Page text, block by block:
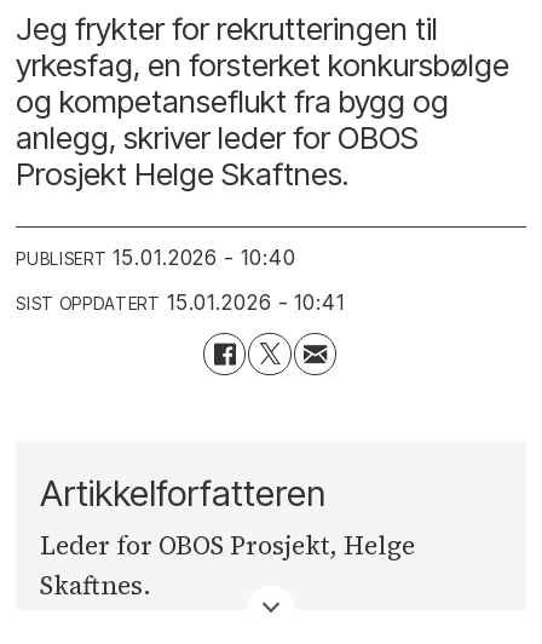
Jeg frykter for rekrutteringen til
yrkesfag, en forsterket konkursbølge
og kompetanseflukt fra bygg og
anlegg, skriver leder for OBOS
Prosjekt Helge Skaftnes.
PUBLISERT 15.01.2026 - 10:40
SIST OPPDATERT 15.01.2026 - 10:41
Artikkelforfatteren
Leder for OBOS Prosjekt, Helge
Skaftnes.